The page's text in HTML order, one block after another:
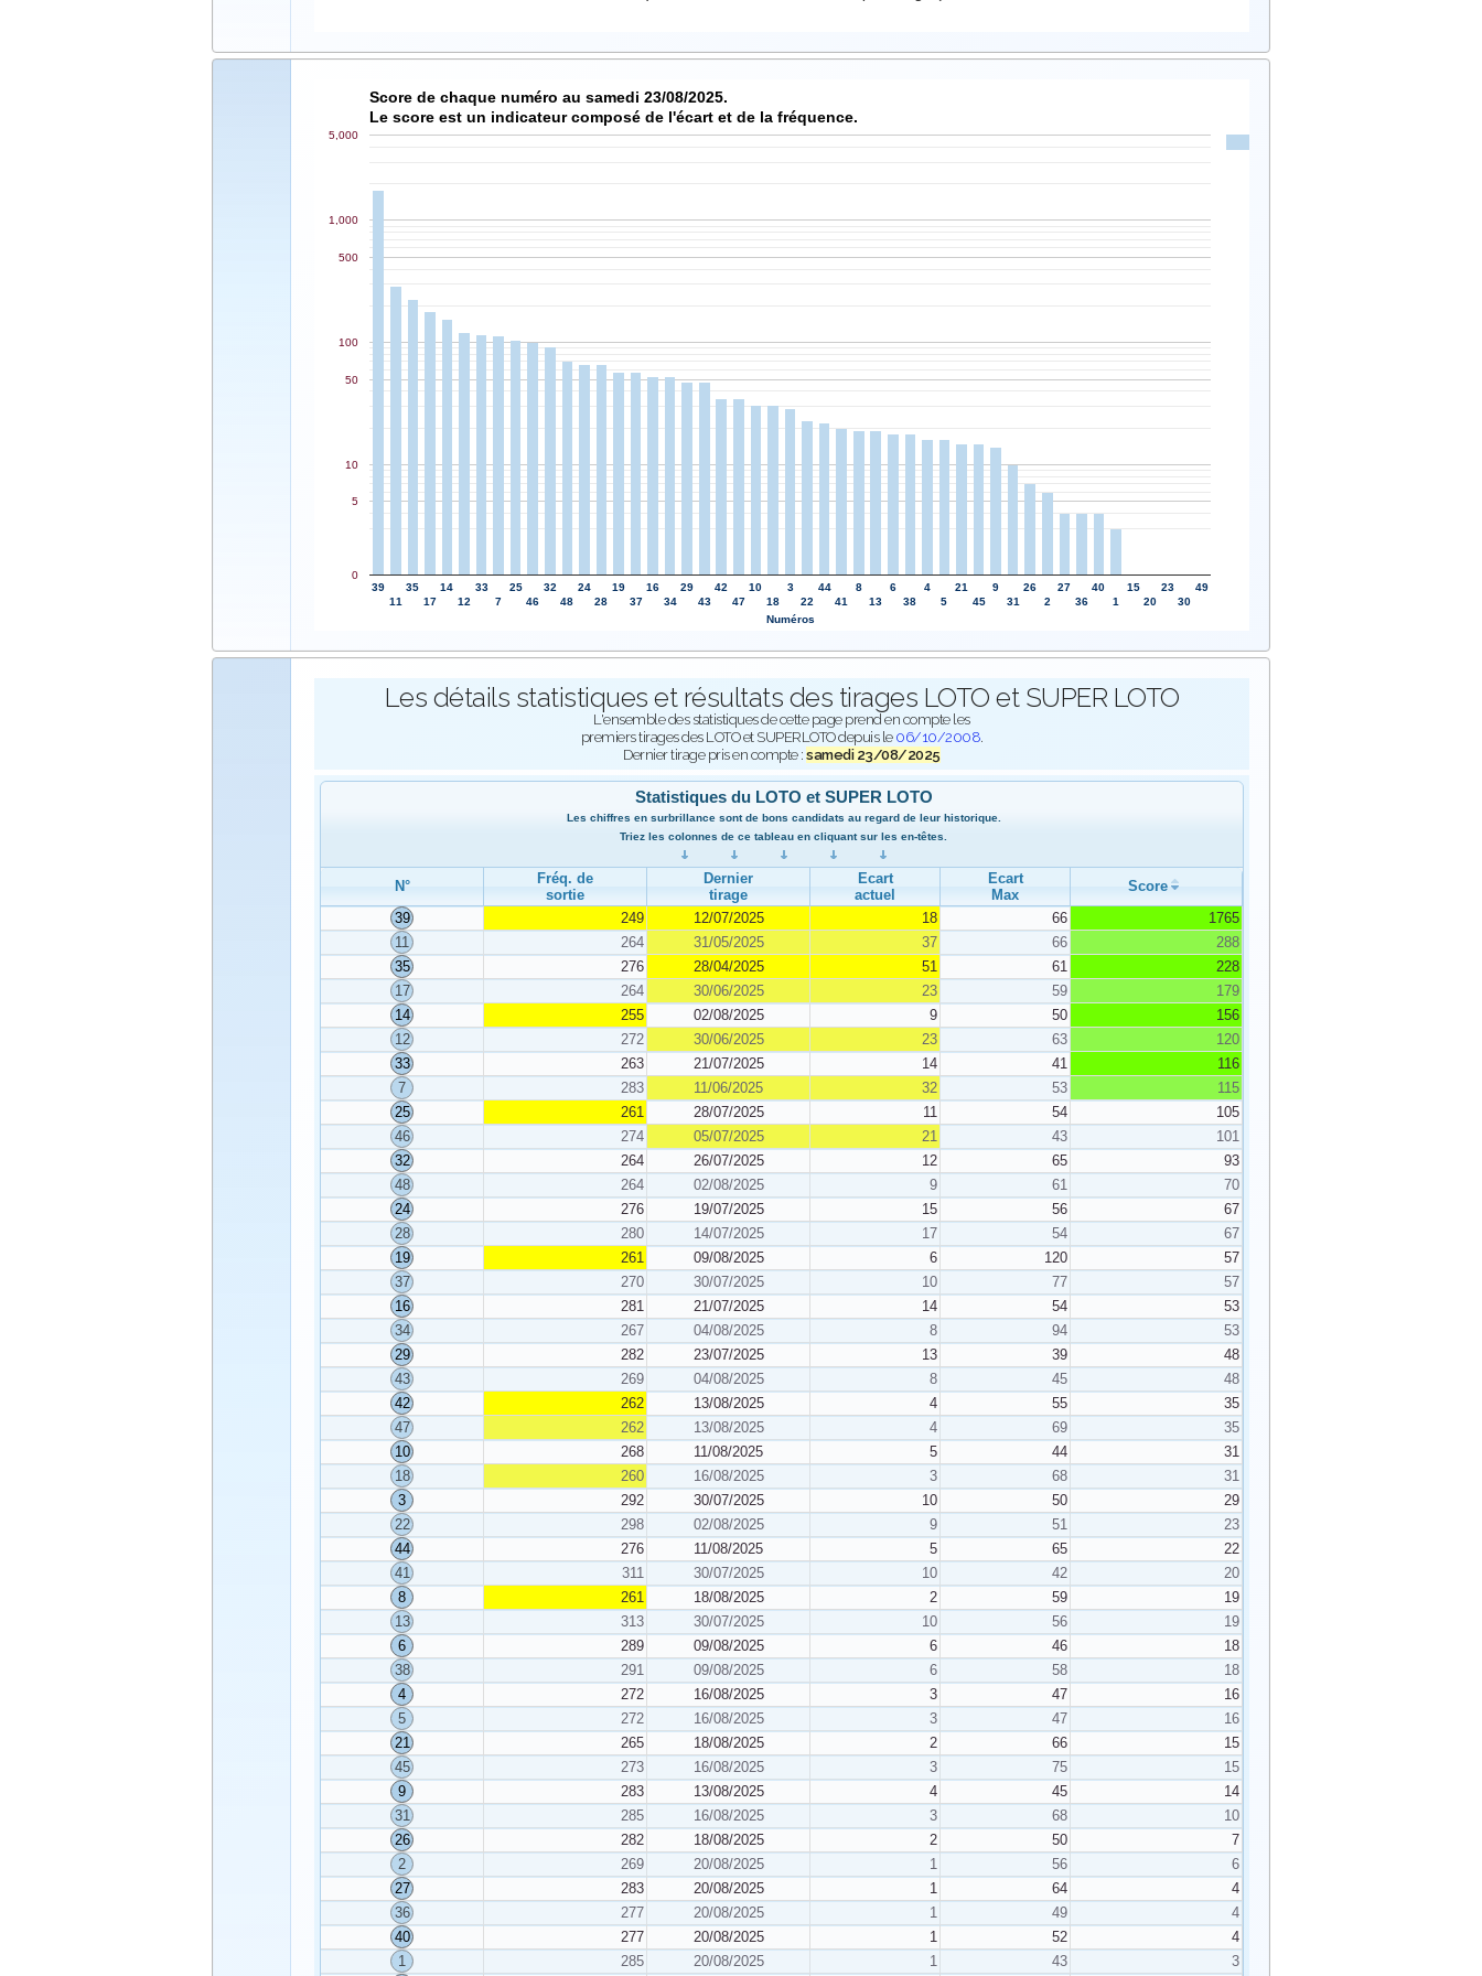
Score de chaque numéro au samedi 23/08/2025.
Le score est un indicateur composé de l'écart et de la fréquence.
39
11
35
17
14
12
33
7
25
46
32
48
24
28
19
37
16
34
29
43
42
47
10
18
3
22
44
41
8
13
6
38
4
5
21
45
9
31
26
2
27
36
40
1
15
20
23
30
49
0
5
10
50
100
500
1,000
5,000
Numéros
Les détails statistiques et résultats des tirages LOTO et SUPER LOTO
L'ensemble des statistiques de cette page prend en compte les
premiers tirages des LOTO et SUPERLOTO depuis le 06/10/2008.
Dernier tirage pris en compte :samedi 23/08/2025
Statistiques du LOTO et SUPER LOTO
Les chiffres en surbrillance sont de bons candidats au regard de leur historique.
Triez les colonnes de ce tableau en cliquant sur les en-têtes.
N°
Fréq. de
sortie
Dernier
tirage
Ecart
actuel
Ecart
Max
Score
39
249 12/07/2025 18 66
1765
11
264 31/05/2025 37 66
288
35
276 28/04/2025 51 61
228
17
264 30/06/2025 23 59
179
14
255 02/08/2025 9 50
156
12
272 30/06/2025 23 63
120
33
263 21/07/2025 14 41
116
7
283 11/06/2025 32 53
115
25
261 28/07/2025 11 54
105
46
274 05/07/2025 21 43
101
32
264 26/07/2025 12 65
93
48
264 02/08/2025 9 61
70
24
276 19/07/2025 15 56
67
28
280 14/07/2025 17 54
67
19
261 09/08/2025 6 120
57
37
270 30/07/2025 10 77
57
16
281 21/07/2025 14 54
53
34
267 04/08/2025 8 94
53
29
282 23/07/2025 13 39
48
43
269 04/08/2025 8 45
48
42
262 13/08/2025 4 55
35
47
262 13/08/2025 4 69
35
10
268 11/08/2025 5 44
31
18
260 16/08/2025 3 68
31
3
292 30/07/2025 10 50
29
22
298 02/08/2025 9 51
23
44
276 11/08/2025 5 65
22
41
311 30/07/2025 10 42
20
8
261 18/08/2025 2 59
19
13
313 30/07/2025 10 56
19
6
289 09/08/2025 6 46
18
38
291 09/08/2025 6 58
18
4
272 16/08/2025 3 47
16
5
272 16/08/2025 3 47
16
21
265 18/08/2025 2 66
15
45
273 16/08/2025 3 75
15
9
283 13/08/2025 4 45
14
31
285 16/08/2025 3 68
10
26
282 18/08/2025 2 50
7
2
269 20/08/2025 1 56
6
27
283 20/08/2025 1 64
4
36
277 20/08/2025 1 49
4
40
277 20/08/2025 1 52
4
1
285 20/08/2025 1 43 3